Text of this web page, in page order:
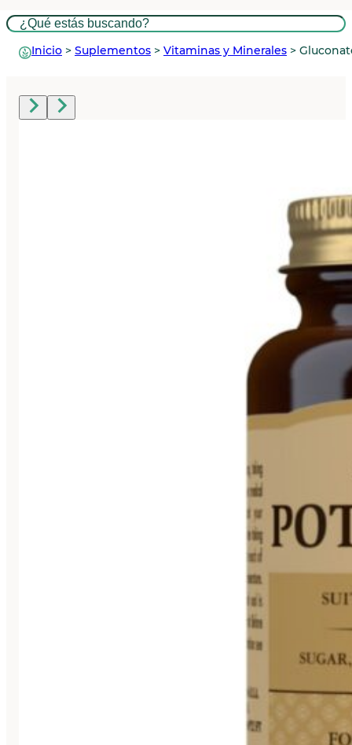
Buscar
Inicio > Suplementos > Vitaminas y Minerales >